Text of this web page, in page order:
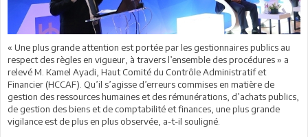
« Une plus grande attention est portée par les gestionnaires publics au
respect des règles en vigueur, à travers l’ensemble des procédures » a
relevé M. Kamel Ayadi, Haut Comité du Contrôle Administratif et
Financier (HCCAF). Qu’il s’agisse d’erreurs commises en matière de
gestion des ressources humaines et des rémunérations, d’achats publics,
de gestion des biens et de comptabilité et finances, une plus grande
vigilance est de plus en plus observée, a-t-il souligné.